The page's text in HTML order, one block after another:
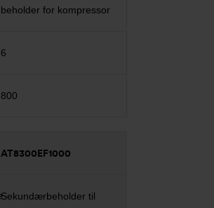
beholder for kompressor
6
800
AT8300EF1000
Sekundærbeholder til